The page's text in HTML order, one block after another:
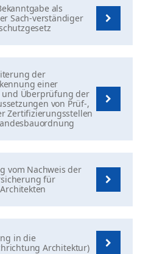
als
Sach-verständiger
der
einer
Überprüfung der
von Prüf-,
Zertifizierungsstellen
vom Nachweis der
für
in die
Architektur)